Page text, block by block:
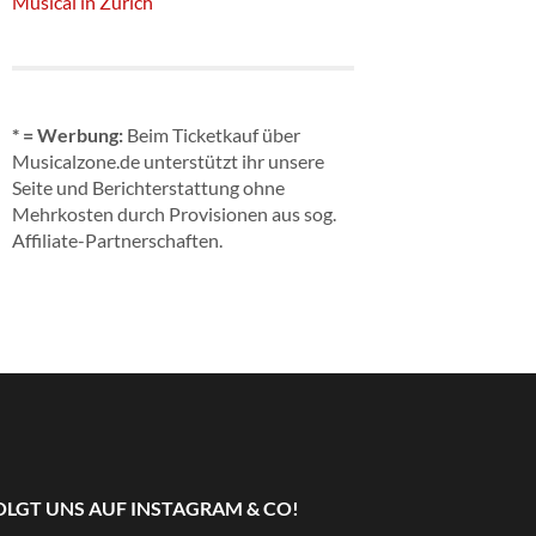
* = Werbung: Beim Ticketkauf über
Musicalzone.de unterstützt ihr unsere
Seite und Berichterstattung ohne
Mehrkosten durch Provisionen aus sog.
Affiliate-Partnerschaften.
UNS AUF INSTAGRAM & CO!